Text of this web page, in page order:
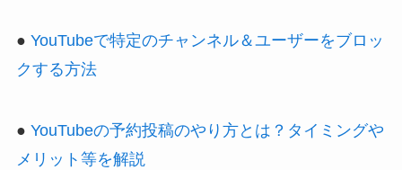
● YouTubeで特定のチャンネル＆ユーザーをブロッ
クする方法
● YouTubeの予約投稿のやり方とは？タイミングや
メリット等を解説